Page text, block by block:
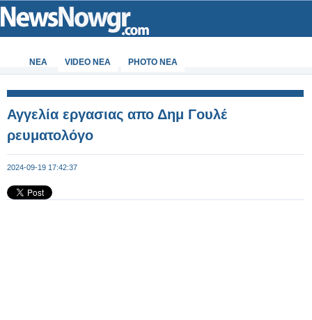
ΝΕΑ VIDEO NEA PHOTO NEA
Αγγελία εργασιας απο Δημ Γουλέ
ρευματολόγο
2024-09-19 17:42:37